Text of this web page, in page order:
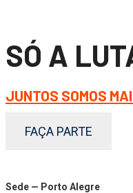
SÓ A
JUNTOS SOMOS
FAÇA PARTE
Sede — Porto Alegre